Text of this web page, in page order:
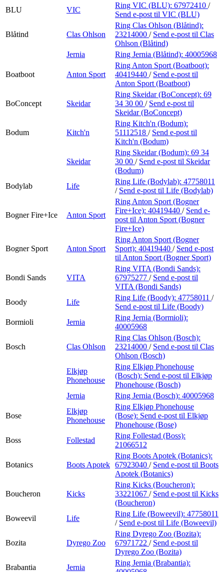
BLU
VIC
Ring VIC (BLU): 67972410 /
Send e-post til VIC (BLU)
Blåtind Clas Ohlson
Ring Clas Ohlson (Blåtind):
23214000 / Send e-post til Clas
Ohlson (Blåtind)
Jernia
Ring Jernia (Blåtind): 40005968
Boatboot Anton Sport
Ring Anton Sport (Boatboot):
40419440 / Send e-post til
Anton Sport (Boatboot)
BoConcept Skeidar
Ring Skeidar (BoConcept): 69
34 30 00 / Send e-post til
Skeidar (BoConcept)
Bodum Kitch'n
Ring Kitch'n (Bodum):
51112518 / Send e-post til
Kitch'n (Bodum)
Skeidar
Ring Skeidar (Bodum): 69 34
30 00 / Send e-post til Skeidar
(Bodum)
Bodylab
Life
Ring Life (Bodylab): 47758011
/ Send e-post til Life (Bodylab)
Bogner Fire+Ice Anton Sport
Ring Anton Sport (Bogner
Fire+Ice): 40419440 / Send e-
post til Anton Sport (Bogner
Fire+Ice)
Bogner Sport Anton Sport
Ring Anton Sport (Bogner
Sport): 40419440 / Send e-post
til Anton Sport (Bogner Sport)
Bondi Sands VITA
Ring VITA (Bondi Sands):
67975277 / Send e-post til
VITA (Bondi Sands)
Boody
Life
Ring Life (Boody): 47758011 /
Send e-post til Life (Boody)
Bormioli
Jernia
Ring Jernia (Bormioli):
40005968
Bosch Clas Ohlson
Ring Clas Ohlson (Bosch):
23214000 / Send e-post til Clas
Ohlson (Bosch)
Elkjøp
Phonehouse
Ring Elkjøp Phonehouse
(Bosch): Send e-post til Elkjøp
Phonehouse (Bosch)
Jernia
Ring Jernia (Bosch): 40005968
Bose
Elkjøp
Phonehouse
Ring Elkjøp Phonehouse
(Bose): Send e-post til Elkjøp
Phonehouse (Bose)
Boss
Follestad
Ring Follestad (Boss):
21066512
Botanics Boots Apotek
Ring Boots Apotek (Botanics):
67923040 / Send e-post til Boots
Apotek (Botanics)
Boucheron Kicks
Ring Kicks (Boucheron):
33221067 / Send e-post til Kicks
(Boucheron)
Boweevil
Life
Ring Life (Boweevil): 47758011
/ Send e-post til Life (Boweevil)
Bozita Dyrego Zoo
Ring Dyrego Zoo (Bozita):
67971722 / Send e-post til
Dyrego Zoo (Bozita)
Brabantia
Jernia
Ring Jernia (Brabantia):